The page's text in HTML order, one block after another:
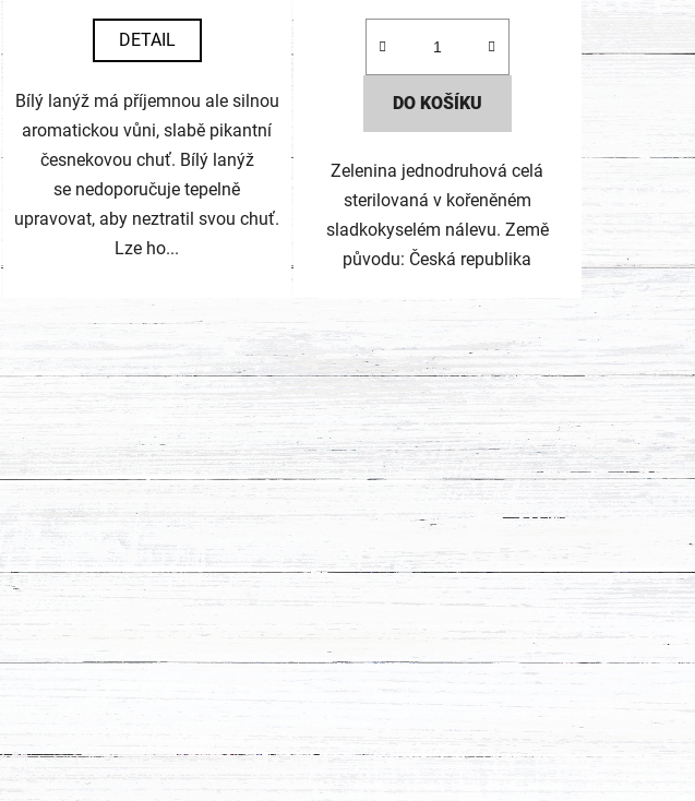
DETAIL
Bílý lanýž má příjemnou ale silnou
aromatickou vůni, slabě pikantní
česnekovou chuť. Bílý lanýž
se nedoporučuje tepelně
upravovat, aby neztratil svou chuť.
Lze ho...
DO KOŠÍKU
Zelenina jednodruhová celá
sterilovaná v kořeněném
sladkokyselém nálevu. Země
původu: Česká republika